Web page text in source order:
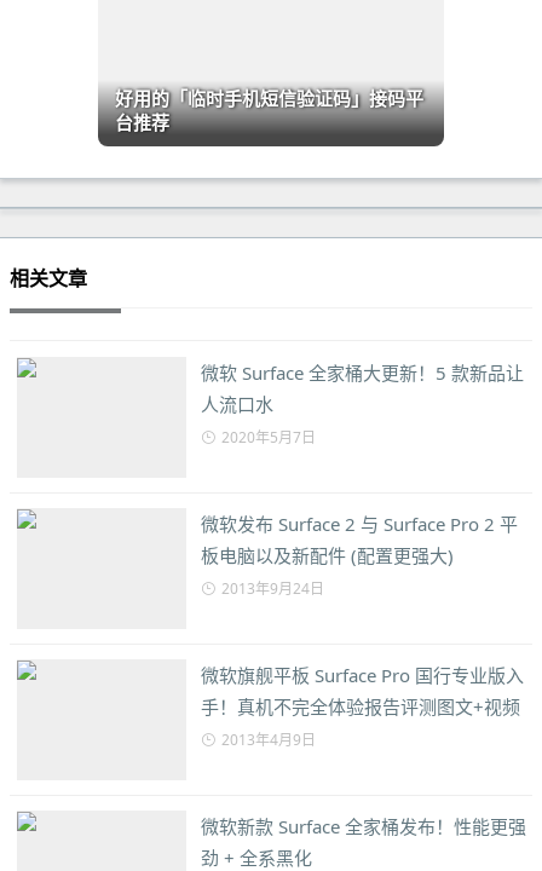
好用的「临时手机短信验证码」接码平
台推荐
相关文章
微软 Surface 全家桶大更新！5 款新品让
人流口水
2020年5月7日
微软发布 Surface 2 与 Surface Pro 2 平
板电脑以及新配件 (配置更强大)
2013年9月24日
微软旗舰平板 Surface Pro 国行专业版入
手！真机不完全体验报告评测图文+视频
2013年4月9日
微软新款 Surface 全家桶发布！性能更强
劲 + 全系黑化